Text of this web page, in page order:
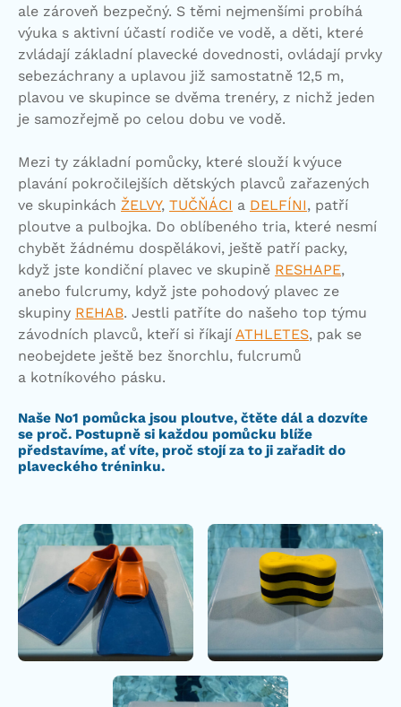
ale zároveň bezpečný. S těmi nejmenšími probíhá
výuka s aktivní účastí rodiče ve vodě, a děti, které
zvládají základní plavecké dovednosti, ovládají prvky
sebezáchrany a uplavou již samostatně 12,5 m,
plavou ve skupince se dvěma trenéry, z nichž jeden
je samozřejmě po celou dobu ve vodě.
Mezi ty základní pomůcky, které slouží k výuce
plavání pokročilejších dětských plavců zařazených
ve skupinkách ŽELVY, TUČŇÁCI a DELFÍNI, patří
ploutve a pulbojka. Do oblíbeného tria, které nesmí
chybět žádnému dospělákovi, ještě patří packy,
když jste kondiční plavec ve skupině RESHAPE,
anebo fulcrumy, když jste pohodový plavec ze
skupiny REHAB. Jestli patříte do našeho top týmu
závodních plavců, kteří si říkají ATHLETES, pak se
neobejdete ještě bez šnorchlu, fulcrumů
a kotníkového pásku.
Naše No1 pomůcka jsou ploutve, čtěte dál a dozvíte
se proč. Postupně si každou pomůcku blíže
představíme, ať víte, proč stojí za to ji zařadit do
plaveckého tréninku.